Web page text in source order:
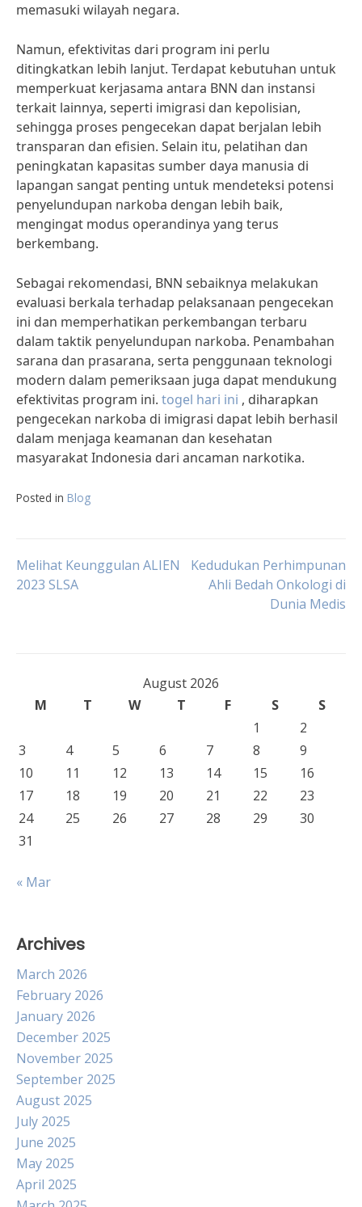
memasuki wilayah negara.
Namun, efektivitas dari program ini perlu
ditingkatkan lebih lanjut. Terdapat kebutuhan untuk
memperkuat kerjasama antara BNN dan instansi
terkait lainnya, seperti imigrasi dan kepolisian,
sehingga proses pengecekan dapat berjalan lebih
transparan dan efisien. Selain itu, pelatihan dan
peningkatan kapasitas sumber daya manusia di
lapangan sangat penting untuk mendeteksi potensi
penyelundupan narkoba dengan lebih baik,
mengingat modus operandinya yang terus
berkembang.
Sebagai rekomendasi, BNN sebaiknya melakukan
evaluasi berkala terhadap pelaksanaan pengecekan
ini dan memperhatikan perkembangan terbaru
dalam taktik penyelundupan narkoba. Penambahan
sarana dan prasarana, serta penggunaan teknologi
modern dalam pemeriksaan juga dapat mendukung
efektivitas program ini. togel hari ini , diharapkan
pengecekan narkoba di imigrasi dapat lebih berhasil
dalam menjaga keamanan dan kesehatan
masyarakat Indonesia dari ancaman narkotika.
Posted in Blog
Post
Melihat Keunggulan ALIEN
2023 SLSA
Kedudukan Perhimpunan
Ahli Bedah Onkologi di
Dunia Medis
August 2026
M
T W T F S
S
1
2
3
4 5 6 7 8
9
10
11 12 13 14 15
16
17
18 19 20 21 22
23
24
25 26 27 28 29
30
31
« Mar
Archives
March 2026
February 2026
January 2026
December 2025
November 2025
September 2025
August 2025
July 2025
June 2025
May 2025
April 2025